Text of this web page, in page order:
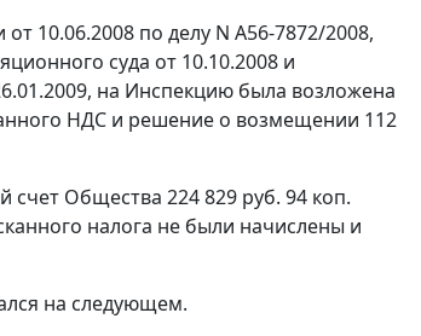
10.06.2008 по делу N А56-7872/2008,
суда от 10.10.2008 и
на Инспекцию была возложена
НДС и решение о возмещении 112
Общества 224 829 руб. 94 коп.
налога не были начислены и
на следующем.